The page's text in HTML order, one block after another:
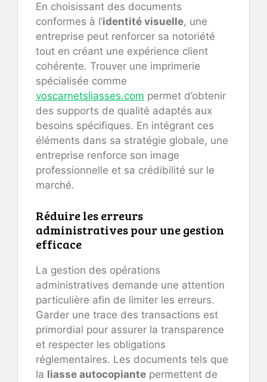
En choisissant des documents
conformes à l’identité visuelle, une
entreprise peut renforcer sa notoriété
tout en créant une expérience client
cohérente. Trouver une imprimerie
spécialisée comme
voscarnetsliasses.com permet d’obtenir
des supports de qualité adaptés aux
besoins spécifiques. En intégrant ces
éléments dans sa stratégie globale, une
entreprise renforce son image
professionnelle et sa crédibilité sur le
marché.
Réduire les erreurs
administratives pour une gestion
efficace
La gestion des opérations
administratives demande une attention
particulière afin de limiter les erreurs.
Garder une trace des transactions est
primordial pour assurer la transparence
et respecter les obligations
réglementaires. Les documents tels que
la liasse autocopiante permettent de